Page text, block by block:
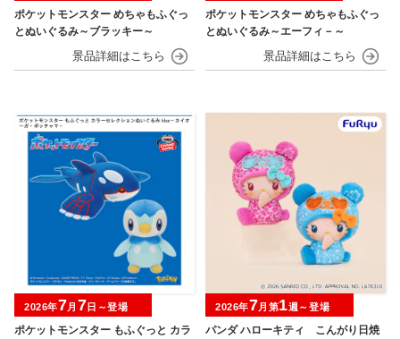
ポケットモンスター めちゃもふぐっ
とぬいぐるみ～ブラッキー～
ポケットモンスター めちゃもふぐっ
とぬいぐるみ～エーフィ－～
ポケットモンスター もふぐっと カラ
2026年7月 7日～登場
パンダ ハローキティ こんがり日焼
2026年7月第1週～登場